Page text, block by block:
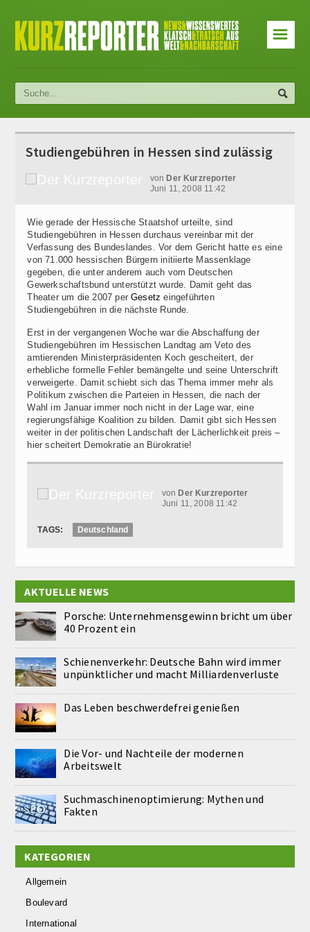
☰
Studiengebühren in Hessen sind zulässig
von Der Kurzreporter
Juni 11, 2008 11:42
Wie gerade der Hessische Staatshof urteilte, sind
Studiengebühren in Hessen durchaus vereinbar mit der
Verfassung des Bundeslandes. Vor dem Gericht hatte es eine
von 71.000 hessischen Bürgern initiierte Massenklage
gegeben, die unter anderem auch vom Deutschen
Gewerkschaftsbund unterstützt wurde. Damit geht das
Theater um die 2007 perGesetz eingeführten
Studiengebühren in die nächste Runde.
Erst in der vergangenen Woche war die Abschaffung der
Studiengebühren im Hessischen Landtag am Veto des
amtierenden Ministerpräsidenten Koch gescheitert, der
erhebliche formelle Fehler bemängelte und seine Unterschrift
verweigerte. Damit schiebt sich das Thema immer mehr als
Politikum zwischen die Parteien in Hessen, die nach der
Wahl im Januar immer noch nicht in der Lage war, eine
regierungsfähige Koalition zu bilden. Damit gibt sich Hessen
weiter in der politischen Landschaft der Lächerlichkeit preis –
hier scheitert Demokratie an Bürokratie!
von Der Kurzreporter
Juni 11, 2008 11:42
TAGS: Deutschland
AKTUELLE NEWS
Porsche: Unternehmensgewinn bricht um über
40 Prozent ein
Schienenverkehr: Deutsche Bahn wird immer
unpünktlicher und macht Milliardenverluste
Das Leben beschwerdefrei genießen
Die Vor- und Nachteile der modernen
Arbeitswelt
Suchmaschinenoptimierung: Mythen und
Fakten
KATEGORIEN
Allgemein
Boulevard
International